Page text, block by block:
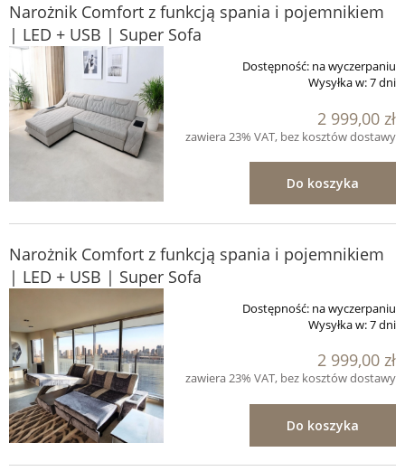
Narożnik Comfort z funkcją spania i pojemnikiem
| LED + USB | Super Sofa
Dostępność: na wyczerpaniu
Wysyłka w:7 dni
2 999,00 zł
zawiera 23% VAT, bez kosztów dostawy
Do koszyka
Narożnik Comfort z funkcją spania i pojemnikiem
| LED + USB | Super Sofa
Dostępność: na wyczerpaniu
Wysyłka w:7 dni
2 999,00 zł
zawiera 23% VAT, bez kosztów dostawy
Do koszyka